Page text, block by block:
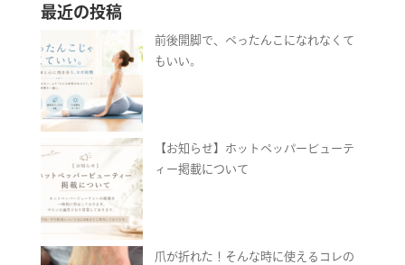
最近の投稿
前後開脚で、ぺったんこになれなくて
もいい。
【お知らせ】ホットペッパービューテ
ィー掲載について
爪が折れた！そんな時に使えるコレの